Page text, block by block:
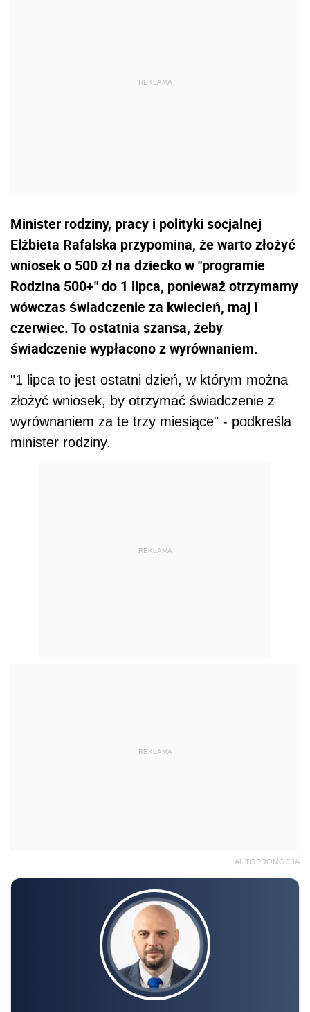
Minister rodziny, pracy i polityki socjalnej
Elżbieta Rafalska przypomina, że warto złożyć
wniosek o 500 zł na dziecko w "programie
Rodzina 500+" do 1 lipca, ponieważ otrzymamy
wówczas świadczenie za kwiecień, maj i
czerwiec. To ostatnia szansa, żeby
świadczenie wypłacono z wyrównaniem.
"1 lipca to jest ostatni dzień, w którym można
złożyć wniosek, by otrzymać świadczenie z
wyrównaniem za te trzy miesiące" - podkreśla
minister rodziny.
REKLAMA
REKLAMA
AUTOPROMOCJA